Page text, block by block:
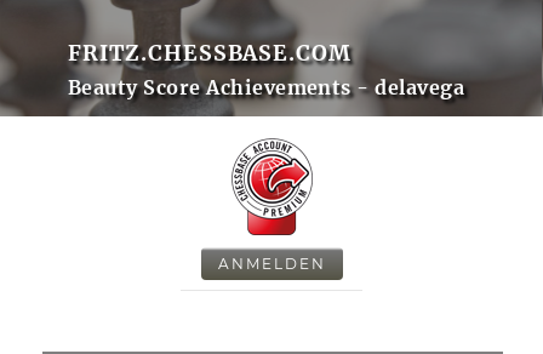
FRITZ.CHESSBASE.COM
Beauty Score Achievements - delavega
ANMELDEN